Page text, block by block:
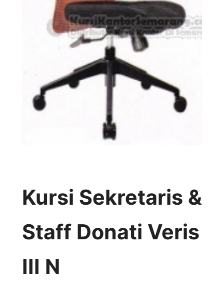
Kursi Sekretaris &
Staff Donati Veris
III N